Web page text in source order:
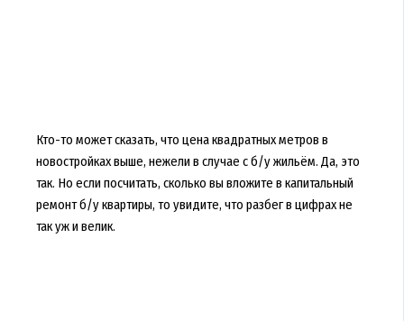
Кто-то может сказать, что цена квадратных метров в
новостройках выше, нежели в случае с б/у жильём. Да, это
так. Но если посчитать, сколько вы вложите в капитальный
ремонт б/у квартиры, то увидите, что разбег в цифрах не
так уж и велик.